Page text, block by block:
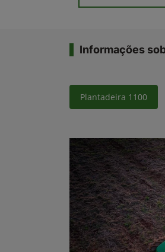
Informações
Plantadeira 1100